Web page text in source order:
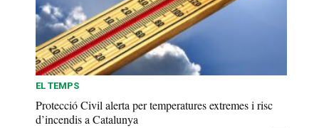
EL TEMPS
Protecció Civil alerta per temperatures extremes i risc
d’incendis a Catalunya